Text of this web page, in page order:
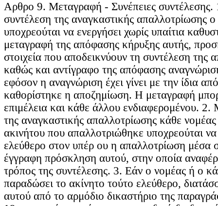
Αρθρο 9. Μεταγραφή - Συνέπειες
συντέλεση της αναγκαστικής απαλλοτρίωσης
υποχρεούται να ενεργήσει χωρίς υπαίτια
μεταγραφή της απόφασης κήρυξης αυτής,
στοιχεία που αποδεικνύουν τη συντέλεση της
καθώς και αντίγραφο της απόφασης
εφόσον η αναγνώριση έχει γίνει με την ίδια
καθορίστηκε η αποζημίωση. Η μεταγραφή
επιμέλεια και κάθε άλλου ενδιαφερομένου.
της αναγκαστικής απαλλοτρίωσης κάθε
ακινήτου που απαλλοτριώθηκε υποχρεούται
ελεύθερο στον υπέρ ου η απαλλοτρίωση μέσα
έγγραφη πρόσκληση αυτού, στην οποία
τρόπος της συντέλεσης. 3. Εάν ο νομέας ή ο
παραδώσει το ακίνητο τούτο ελεύθερο,
αυτού από το αρμόδιο δικαστήριο της